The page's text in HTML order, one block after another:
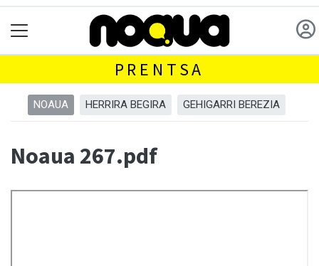
PRENTSA
NOAUA HERRIRA BEGIRA GEHIGARRI BEREZIA
Noaua 267.pdf